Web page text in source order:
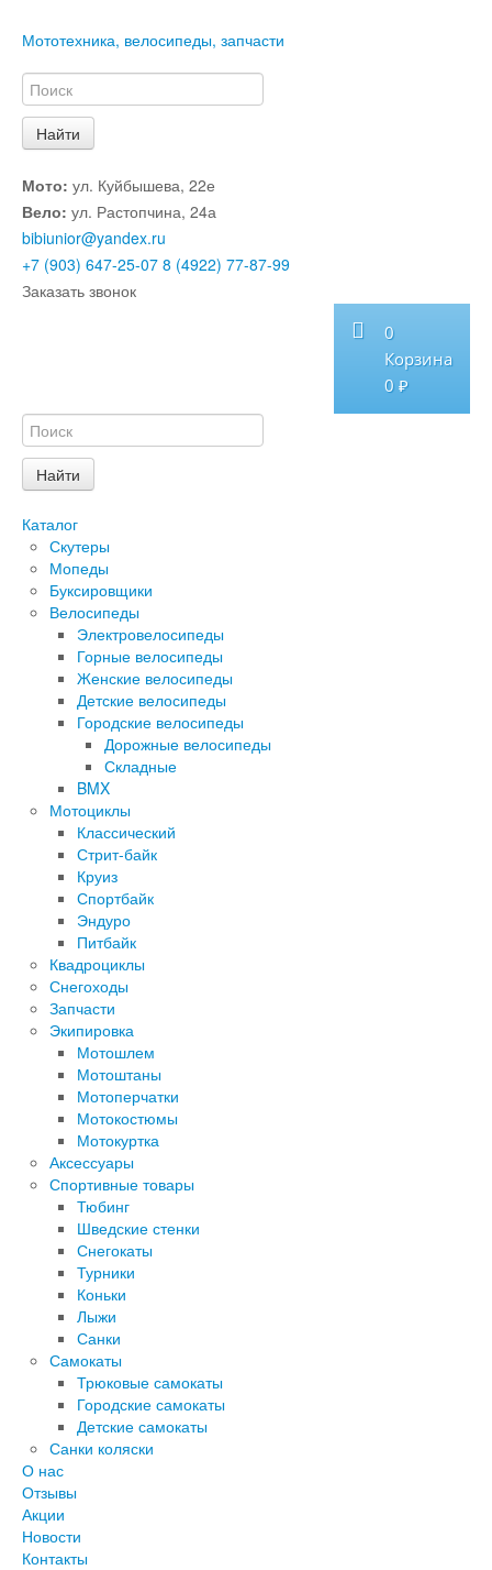
Мототехника, велосипеды, запчасти
Мото: ул. Куйбышева, 22е
Вело: ул. Растопчина, 24а
bibiunior@yandex.ru
+7 (903) 647-25-07 8 (4922) 77-87-99
Заказать звонок
0
Корзина
0 ₽
Каталог
Скутеры
Мопеды
Буксировщики
Велосипеды
Электровелосипеды
Горные велосипеды
Женские велосипеды
Детские велосипеды
Городские велосипеды
Дорожные велосипеды
Складные
BMX
Мотоциклы
Классический
Стрит-байк
Круиз
Спортбайк
Эндуро
Питбайк
Квадроциклы
Снегоходы
Запчасти
Экипировка
Мотошлем
Мотоштаны
Мотоперчатки
Мотокостюмы
Мотокуртка
Аксессуары
Спортивные товары
Тюбинг
Шведские стенки
Снегокаты
Турники
Коньки
Лыжи
Санки
Самокаты
Трюковые самокаты
Городские самокаты
Детские самокаты
Санки коляски
О нас
Отзывы
Акции
Новости
Контакты